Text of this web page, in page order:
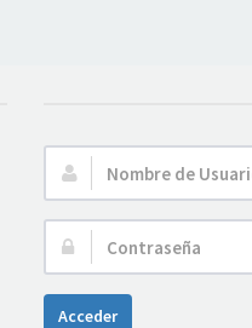
Nombre
de
Usuario:
Contraseña:
Acceder